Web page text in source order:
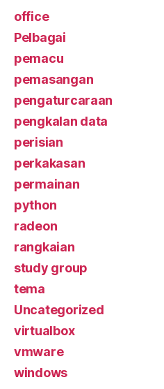
office
Pelbagai
pemacu
pemasangan
pengaturcaraan
pengkalan data
perisian
perkakasan
permainan
python
radeon
rangkaian
study group
tema
Uncategorized
virtualbox
vmware
windows